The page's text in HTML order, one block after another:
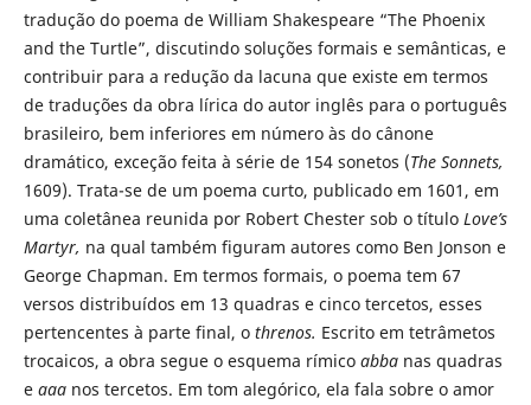
tradução do poema de William Shakespeare “The Phoenix
and the Turtle”, discutindo soluções formais e semânticas, e
contribuir para a redução da lacuna que existe em termos
de traduções da obra lírica do autor inglês para o português
brasileiro, bem inferiores em número às do cânone
dramático, exceção feita à série de 154 sonetos (The Sonnets,
1609). Trata-se de um poema curto, publicado em 1601, em
uma coletânea reunida por Robert Chester sob o título Love’s
Martyr, na qual também figuram autores como Ben Jonson e
George Chapman. Em termos formais, o poema tem 67
versos distribuídos em 13 quadras e cinco tercetos, esses
pertencentes à parte final, o threnos. Escrito em tetrâmetos
trocaicos, a obra segue o esquema rímico abbanas quadras
e aaanos tercetos. Em tom alegórico, ela fala sobre o amor